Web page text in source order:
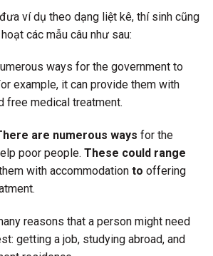
ví dụ theo dạng liệt kê, thí sinh cũng
các mẫu câu như sau:
ways for the government to
example, it can provide them with
free medical treatment.
are numerous ways for the
poor people. These could range
with accommodation to offering
reasons that a person might need
getting a job, studying abroad, and